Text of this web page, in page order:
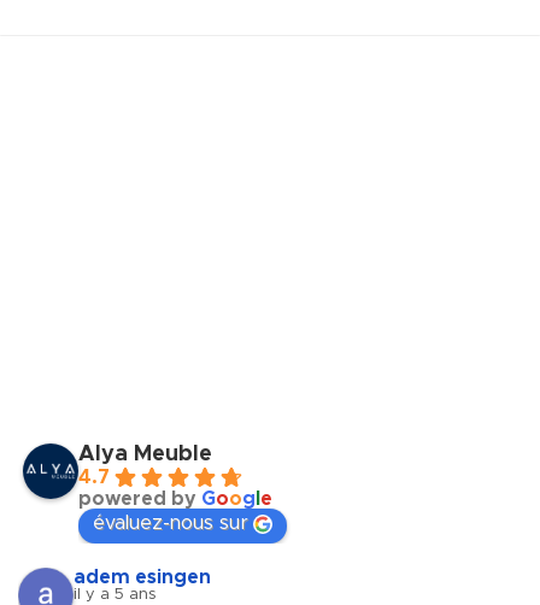
Alya Meuble
4.7
powered by Goog e
évaluez-nous sur
adem esingen
il y a 5 ans